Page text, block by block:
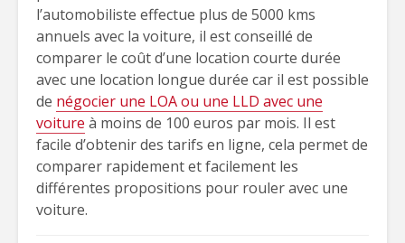
l’automobiliste effectue plus de 5000 kms
annuels avec la voiture, il est conseillé de
comparer le coût d’une location courte durée
avec une location longue durée car il est possible
de négocier une LOA ou une LLD avec une
voiture à moins de 100 euros par mois. Il est
facile d’obtenir des tarifs en ligne, cela permet de
comparer rapidement et facilement les
différentes propositions pour rouler avec une
voiture.